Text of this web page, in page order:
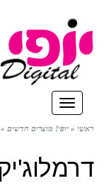
תפריט
ראשי » יופי! מוצרים חדשים »